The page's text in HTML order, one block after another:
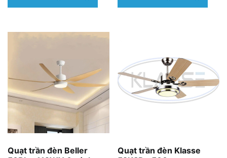
Quạt trần đèn Beller
Quạt trần đèn Klasse